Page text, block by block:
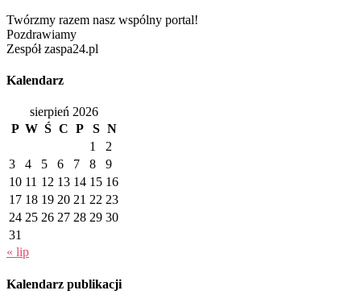
Twórzmy razem nasz wspólny portal!
Pozdrawiamy
Zespół zaspa24.pl
Kalendarz
sierpień 2026
P W Ś C P S N
1
2
3
4 5 6 7 8
9
10 11 12 13 14 15 16
17 18 19 20 21 22 23
24 25 26 27 28 29 30
31
« lip
Kalendarz publikacji